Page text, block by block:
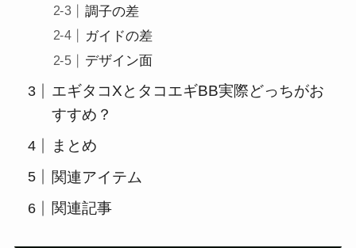
調子の差
ガイドの差
デザイン面
エギタコXとタコエギBB実際どっちがお
すすめ？
まとめ
関連アイテム
関連記事